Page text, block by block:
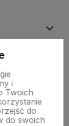
i
Twoich
do
do swoich